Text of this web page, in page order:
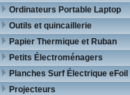
Ordinateurs Portable Laptop
Outils et quincaillerie
Papier Thermique et Ruban
Petits Électroménagers
Planches Surf Électrique eFoil
Projecteurs